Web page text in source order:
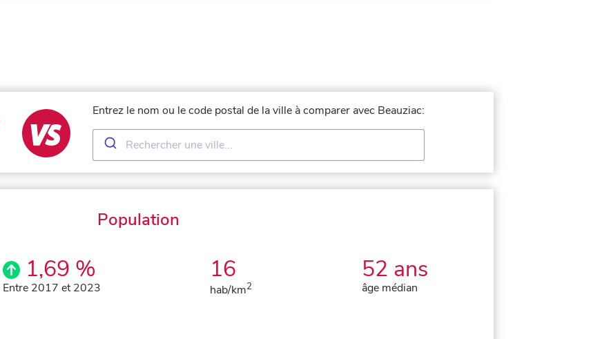
Entrez le nom ou le code postal de la ville à comparer avec Beauziac:
Population
1,69 %
Entre 2017 et 2023
16
hab/km2
52 ans
âge médian